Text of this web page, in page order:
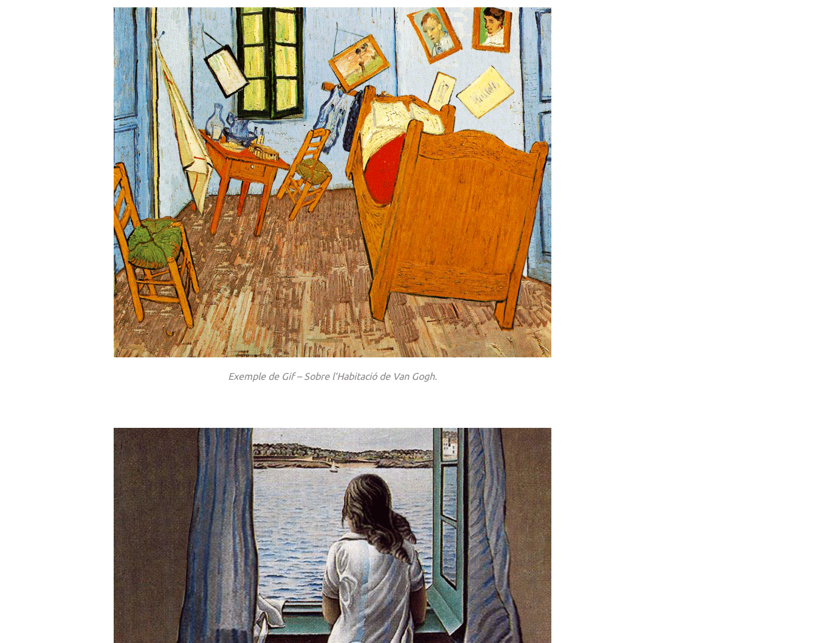
Exemple de Gif – Sobre l’Habitació de Van Gogh.